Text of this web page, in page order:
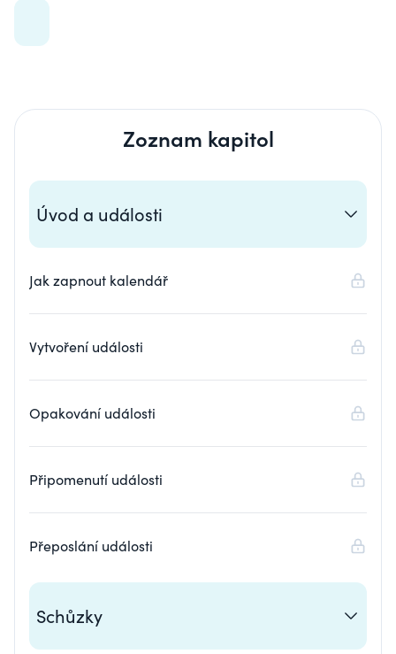
Zoznam kapitol
Úvod a události
Jak zapnout kalendář
Vytvoření události
Opakování události
Připomenutí události
Přeposlání události
Schůzky